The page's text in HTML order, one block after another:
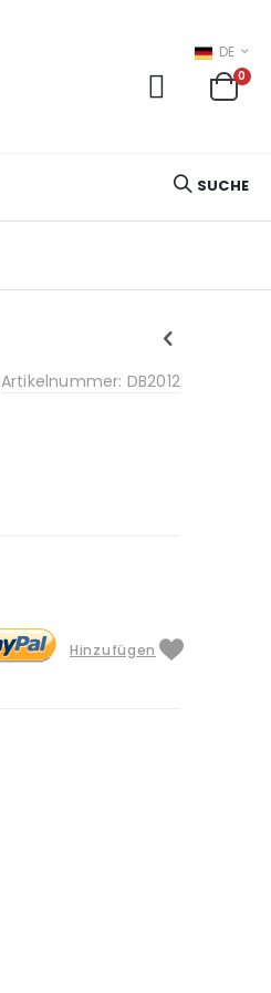
SPRACHE
DE
SUCHE
Cart
0
Artikelnummer: DB2012
Hinzufügen